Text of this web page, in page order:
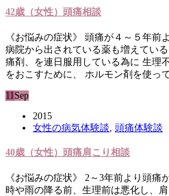
42歳（女性）頭痛相談
《お悩みの症状》 頭痛が４～５年前
病院から出されている薬も増えてい
痛剤、を連日服用している為に 生理
をおこすために、 ホルモン剤を使っ
11 Sep
2015
女性の病気体験談 頭痛体験談
40歳（女性）頭痛肩こり相談
《お悩みの症状》 2～3年前より頭痛
時や雨の降る前、生理前は悪化し、